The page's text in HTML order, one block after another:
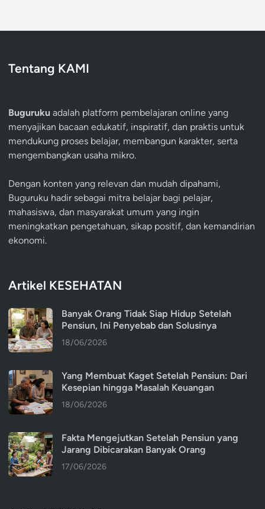
Tentang KAMI
Buguruku adalah platform pembelajaran online yang
menyajikan bacaan edukatif, inspiratif, dan praktis untuk
mendukung proses belajar, membangun karakter, serta
mengembangkan usaha mikro.
Dengan konten yang relevan dan mudah dipahami,
Buguruku hadir sebagai mitra belajar bagi pelajar,
mahasiswa, dan masyarakat umum yang ingin
meningkatkan pengetahuan, sikap positif, dan kemandirian
ekonomi.
Artikel KESEHATAN
Banyak Orang Tidak Siap Hidup Setelah
Pensiun, Ini Penyebab dan Solusinya
18/06/2026
Yang Membuat Kaget Setelah Pensiun: Dari
Kesepian hingga Masalah Keuangan
18/06/2026
Fakta Mengejutkan Setelah Pensiun yang
Jarang Dibicarakan Banyak Orang
17/06/2026